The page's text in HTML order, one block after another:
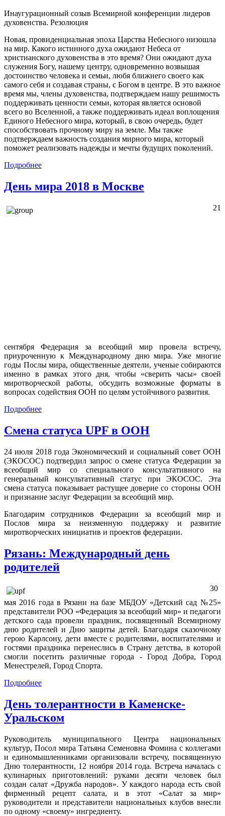
Инаугурационный созыв Всемирной конференции лидеров
духовенства. Резолюция
Новая, провиденциальная эпоха Царства Небесного низошла
на мир. Какого истинного духа ожидают Небеса от
христианского духовенства в это время? Они ожидают духа
служения Богу, нашему центру, одновременно возвышая
достоинство человека и семьи, любя ближнего своего как
самого себя и создавая страны, с Богом в центре. В это важное
время мы, члены духовенства, подтверждаем нашу решимость
поддерживать ценности семьи, которая является основой
всего во Вселенной, а также поддерживать идеал воплощения
Единого Небесного мира, который, в свою очередь, будет
способствовать прочному миру на земле. Мы также
подтверждаем важность создания мирного мира, который
поможет реализовать надежды и мечты будущих поколений.
Подробнее
День мира 2018 в Москве
21
сентября Федерация за всеобщий мир провела встречу,
приуроченную к Международному дню мира. Уже многие
годы Послы мира, общественные деятели, ученые собираются
именно в рамках этого дня, чтобы «сверить часы» своей
миротворческой работы, обсудить возможные форматы в
вопросах содействия ООН по целям устойчивого развития.
Подробнее
Смена статуса UPF в ООН
24 июля 2018 года Экономический и социальный совет ООН
(ЭКОСОС) подтвердил запрос о смене статуса Федерации за
всеобщий мир со специального консультативного на
генеральный консультативный статус при ЭКОСОС. Эта
смена статуса показывает растущее доверие со стороны ООН
и признание заслуг Федерации за всеобщий мир.
Благодарим сотрудников Федерации за всеобщий мир и
Послов мира за неизменную поддержку и развитие
миротворческих инициатив и проектов федерации.
Рязань: Международный день
родителей
30
мая 2016 года в Рязани на базе МБДОУ «Детский сад №25»
представители РОО «Федерация за всеобщий мир» и педагоги
детского сада провели праздник, посвященный Всемирному
дню родителей и Дню защиты детей. Благодаря сказочному
герою Карлсону, дети вместе с родителями, воспитателями и
гостями праздника перенеслись в Страну детства, в которой
смогли посетить различные города - Город Добра, Город
Менестрелей, Город Спорта.
Подробнее
День толерантности в Каменске-
Уральском
Руководитель муниципального Центра национальных
культур, Посол мира Татьяна Семеновна Фомина с коллегами
и единомышленниками организовали встречу, посвященную
Дню толерантности, 12 ноября 2014 года. Встреча началась с
кулинарных приготовлений: руками десяти человек был
создан салат «Дружба народов». У каждого народа есть свой
фирменный рецепт салата, и в этот «Салат за мир»
руководители и представители национальных клубов внесли
по одному «своему» ингредиенту.